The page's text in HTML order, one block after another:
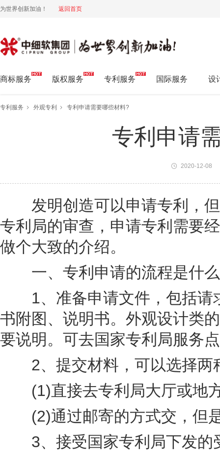
为世界创新加油！ 返回首页
中细软集团 为世界创新加油!
商标服务 版权服务 专利服务 国际服务 设
专利服务 外观专利 专利申请需要哪些材料?
专利申请
2020-12-08
发明创造可以申请专利，但
专利局的审查， 申请专利 需要
做个大致的介绍。
一、专利申请的流程是什
1、准备申请文件，包括请
书附图、说明书。外观设计类
要说明。可去国家专利局服务
2、提交材料，可以选择两
(1)直接去专利局大厅或地
(2)通过邮寄的方式交，但
3、接受国家专利局下发的